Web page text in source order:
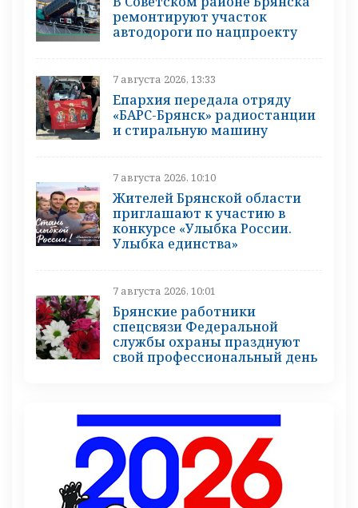
ремонтируют участок
автодороги по нацпроекту
7 августа 2026, 13:33
Епархия передала отряду
«БАРС-Брянск» радиостанции
и стиральную машину
7 августа 2026, 10:10
Жителей Брянской области
приглашают к участию в
конкурсе «Улыбка России.
Улыбка единства»
7 августа 2026, 10:01
Брянские работники
спецсвязи Федеральной
службы охраны празднуют
свой профессиональный день